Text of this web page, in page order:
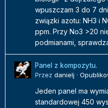
wpuszczam 3 do 7
związki azotu: NH3 i
ppm. Przy No3 >20
podmianami,
Panel z kompozytu.
Przez danielj ·
Jeden panel ma
standardowej 450